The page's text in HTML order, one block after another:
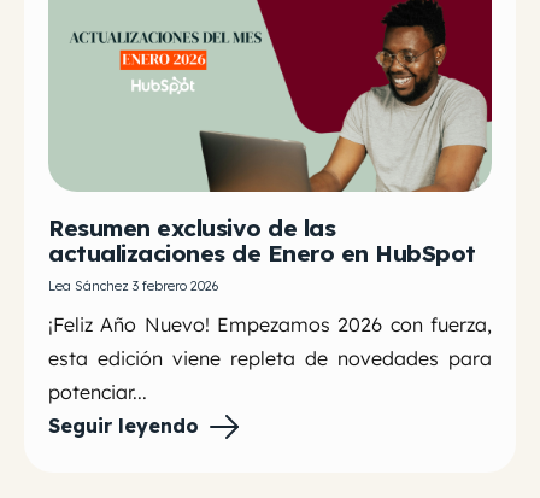
Resumen exclusivo de las
actualizaciones de Enero en HubSpot
Lea Sánchez 3 febrero 2026
¡Feliz Año Nuevo! Empezamos 2026 con fuerza,
esta edición viene repleta de novedades para
potenciar...
Seguir leyendo